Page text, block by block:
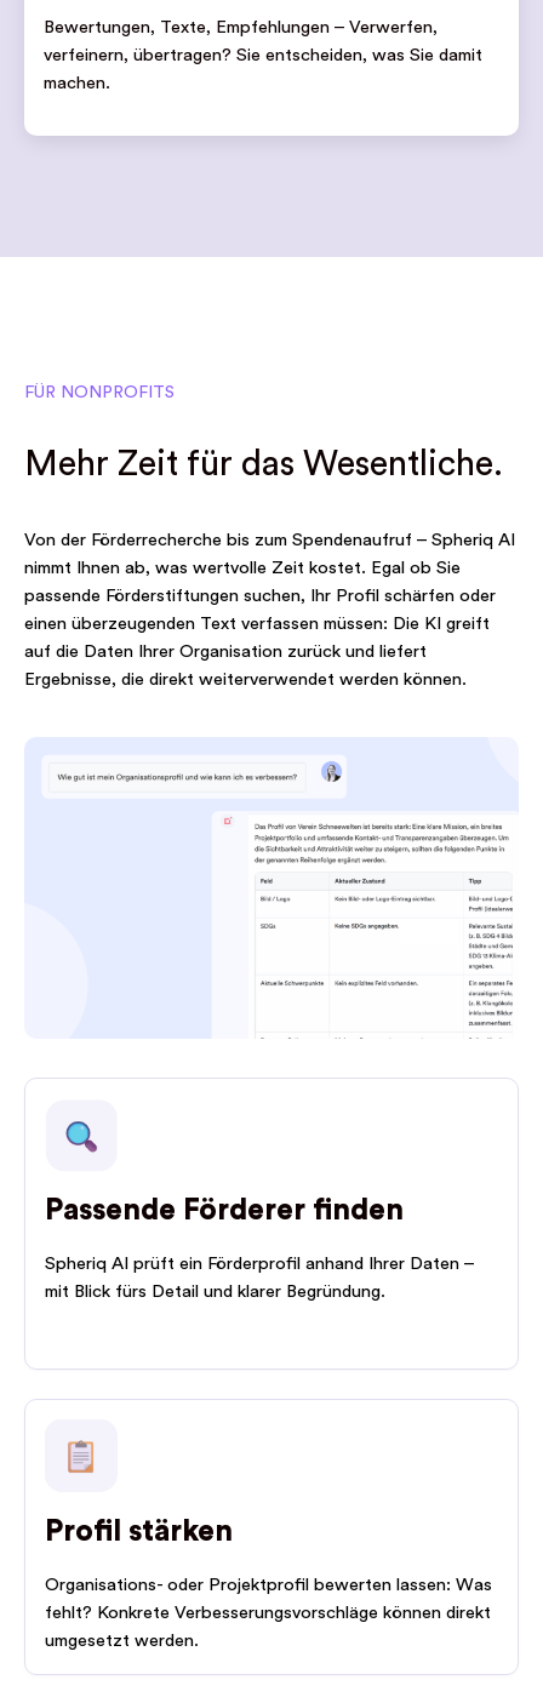
Bewertungen, Texte, Empfehlungen – Verwerfen,
verfeinern, übertragen? Sie entscheiden, was Sie damit
machen.
FÜR NONPROFITS
Mehr Zeit für das Wesentliche.
Von der Förderrecherche bis zum Spendenaufruf – Spheriq AI
nimmt Ihnen ab, was wertvolle Zeit kostet. Egal ob Sie
passende Förderstiftungen suchen, Ihr Profil schärfen oder
einen überzeugenden Text verfassen müssen: Die KI greift
auf die Daten Ihrer Organisation zurück und liefert
Ergebnisse, die direkt weiterverwendet werden können.
Passende Förderer finden
Spheriq AI prüft ein Förderprofil anhand Ihrer Daten –
mit Blick fürs Detail und klarer Begründung.
Profil stärken
Organisations- oder Projektprofil bewerten lassen: Was
fehlt? Konkrete Verbesserungsvorschläge können direkt
umgesetzt werden.